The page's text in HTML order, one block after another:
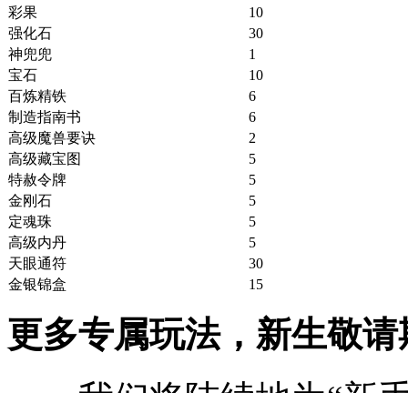
彩果
10
强化石
30
神兜兜
1
宝石
10
百炼精铁
6
制造指南书
6
高级魔兽要诀
2
高级藏宝图
5
特赦令牌
5
金刚石
5
定魂珠
5
高级内丹
5
天眼通符
30
金银锦盒
15
更多专属玩法，新生敬请